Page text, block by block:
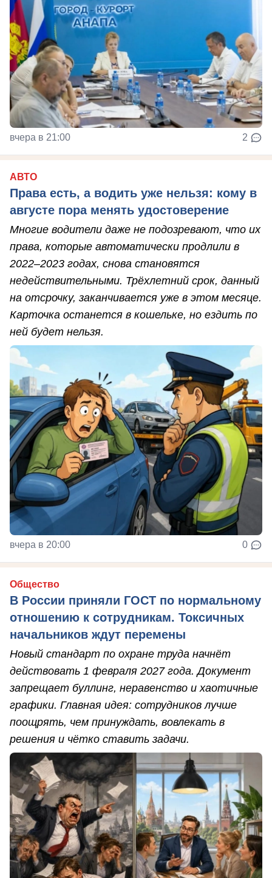
вчера в 21:00 2
АВТО
Права есть, а водить уже нельзя: кому в
августе пора менять удостоверение
Многие водители даже не подозревают, что их
права, которые автоматически продлили в
2022–2023 годах, снова становятся
недействительными. Трёхлетний срок, данный
на отсрочку, заканчивается уже в этом месяце.
Карточка останется в кошельке, но ездить по
ней будет нельзя.
вчера в 20:00 0
Общество
В России приняли ГОСТ по нормальному
отношению к сотрудникам. Токсичных
начальников ждут перемены
Новый стандарт по охране труда начнёт
действовать 1 февраля 2027 года. Документ
запрещает буллинг, неравенство и хаотичные
графики. Главная идея: сотрудников лучше
поощрять, чем принуждать, вовлекать в
решения и чётко ставить задачи.